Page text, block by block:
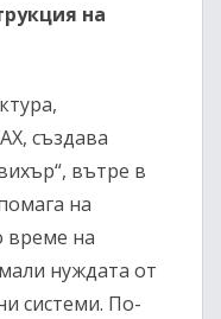
на
създава
вътре в
на
време на
нуждата от
системи. По-